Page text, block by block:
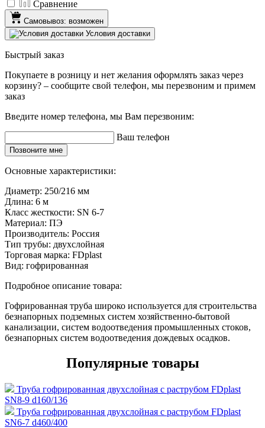
Сравнение
Самовывоз: возможен
Условия доставки
Быстрый заказ
Покупаете в розницу и нет желания оформлять заказ через
корзину? – сообщите свой телефон, мы перезвоним и примем
заказ
Введите номер телефона, мы Вам перезвоним:
Ваш телефон
Позвоните мне
Основные характеристики:
Диаметр: 250/216 мм
Длина: 6 м
Класс жесткости: SN 6-7
Материал: ПЭ
Производитель: Россия
Тип трубы: двухслойная
Торговая марка: FDplast
Вид: гофрированная
Подробное описание товара:
Гофрированная труба широко используется для строительства
безнапорных подземных систем хозяйственно-бытовой
канализации, систем водоотведения промышленных стоков,
безнапорных систем водоотведения дождевых осадков.
Популярные товары
Труба гофрированная двухслойная с раструбом FDplast
SN8-9 d160/136
Труба гофрированная двухслойная с раструбом FDplast
SN6-7 d460/400